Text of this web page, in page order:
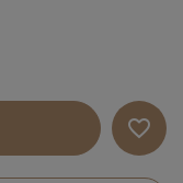
favorite_border